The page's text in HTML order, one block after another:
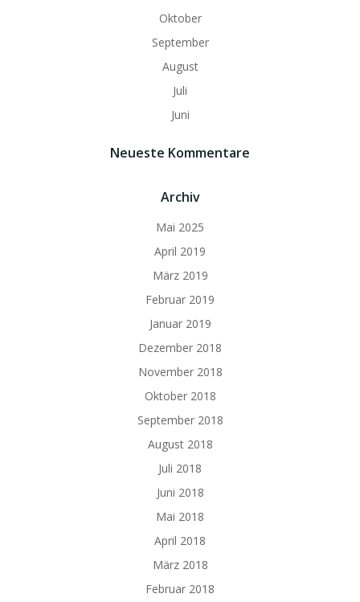
Oktober
September
August
Juli
Juni
Neueste Kommentare
Archiv
Mai 2025
April 2019
März 2019
Februar 2019
Januar 2019
Dezember 2018
November 2018
Oktober 2018
September 2018
August 2018
Juli 2018
Juni 2018
Mai 2018
April 2018
März 2018
Februar 2018